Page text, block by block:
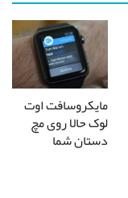
مایکروسافت اوت
لوک حالا روی مچ
دستان شما